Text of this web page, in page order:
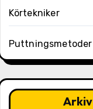
Körtekniker
Puttningsmetoder
Arkiv